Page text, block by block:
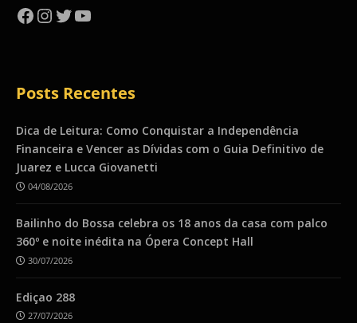
Facebook
Instagram
Twitter
YouTube
Posts Recentes
Dica de Leitura: Como Conquistar a Independência
Financeira e Vencer as Dívidas com o Guia Definitivo de
Juarez e Lucca Giovanetti
04/08/2026
Bailinho do Bossa celebra os 18 anos da casa com palco
360º e noite inédita na Ópera Concept Hall
30/07/2026
Ediçao 288
27/07/2026